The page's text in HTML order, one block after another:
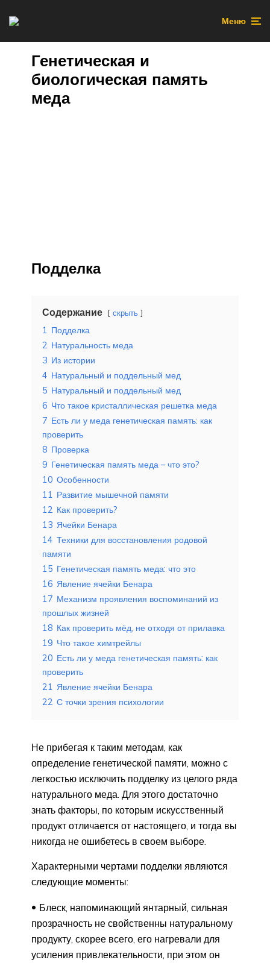
Меню
Генетическая и
биологическая память
меда
Подделка
Содержание скрыть
1 Подделка
2 Натуральность меда
3 Из истории
4 Натуральный и поддельный мед
5 Натуральный и поддельный мед
6 Что такое кристаллическая решетка меда
7 Есть ли у меда генетическая память: как
проверить
8 Проверка
9 Генетическая память меда – что это?
10 Особенности
11 Развитие мышечной памяти
12 Как проверить?
13 Ячейки Бенара
14 Техники для восстановления родовой
памяти
15 Генетическая память меда: что это
16 Явление ячейки Бенара
17 Механизм проявления воспоминаний из
прошлых жизней
18 Как проверить мёд, не отходя от прилавка
19 Что такое химтрейлы
20 Есть ли у меда генетическая память: как
проверить
21 Явление ячейки Бенара
22 С точки зрения психологии
Не прибегая к таким методам, как
определение генетической памяти, можно с
легкостью исключить подделку из целого ряда
натурального меда. Для этого достаточно
знать факторы, по которым искусственный
продукт отличается от настоящего, и тогда вы
никогда не ошибетесь в своем выборе.
Характерными чертами подделки являются
следующие моменты:
Блеск, напоминающий янтарный, сильная
прозрачность не свойственны натуральному
продукту, скорее всего, его нагревали для
усиления привлекательности, при этом он